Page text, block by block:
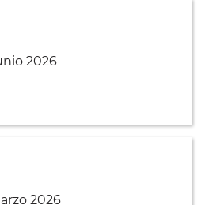
2026
2026